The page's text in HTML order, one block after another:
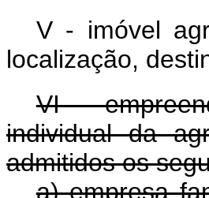
V - imóvel
localização,
VI -
individual da
admitidos os
a) empresa